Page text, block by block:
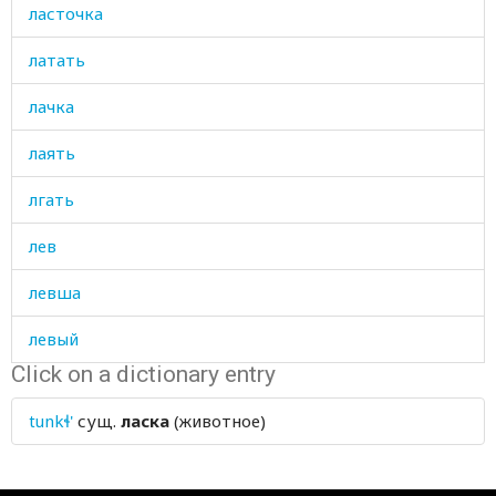
ласточка
латать
лачка
лаять
лгать
лев
левша
левый
легкий
легко
Click on a dictionary entry
tunkɬ' сущ. ласка (животное)